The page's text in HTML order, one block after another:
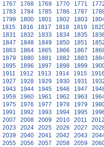
1767 1768 1769 1770 1771
1783 1784 1785 1786 1787
1799 1800 1801 1802 1803
1815 1816 1817 1818 1819
1831 1832 1833 1834 1835
1847 1848 1849 1850 1851
1863 1864 1865 1866 1867
1879 1880 1881 1882 1883
1895 1896 1897 1898 1899
1911 1912 1913 1914 1915
1927 1928 1929 1930 1931
1943 1944 1945 1946 1947
1959 1960 1961 1962 1963
1975 1976 1977 1978 1979
1991 1992 1993 1994 1995
2007 2008 2009 2010 2011
2023 2024 2025 2026 2027
2039 2040 2041 2042 2043
2055 2056 2057 2058 2059